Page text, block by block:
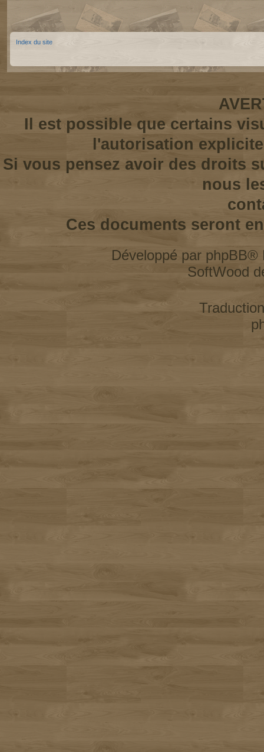
Index du site
Il est possible que certains
l'autorisation
Si vous pensez avoir des droits
nous
Ces documents seront
Développé par phpBB®
SoftWood